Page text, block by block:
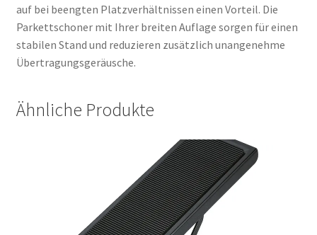
auf bei beengten Platzverhältnissen einen Vorteil. Die
Parkettschoner mit Ihrer breiten Auflage sorgen für einen
stabilen Stand und reduzieren zusätzlich unangenehme
Übertragungsgeräusche.
Ähnliche Produkte